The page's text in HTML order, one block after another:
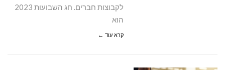
לקבוצות חברים. חג השבועות 2023
הוא
קרא עוד ←